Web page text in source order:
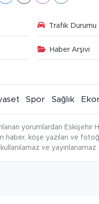
Trafik Durumu
Haber Arşivi
Spor Sağlık
yorumlardan
köşe yazıları ve
ve yayınlanamaz